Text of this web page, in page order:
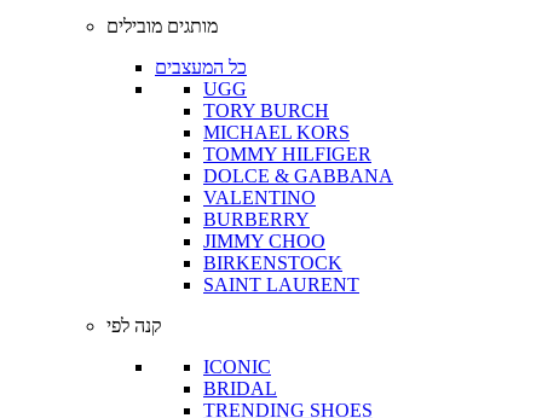
מותגים מובילים
כל המעצבים
UGG
TORY BURCH
MICHAEL KORS
TOMMY HILFIGER
DOLCE & GABBANA
VALENTINO
BURBERRY
JIMMY CHOO
BIRKENSTOCK
SAINT LAURENT
קנה לפי
ICONIC
BRIDAL
TRENDING SHOES